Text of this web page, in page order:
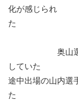
化が感じられ
奥山選手はジ
し
途中出場の山内選
た